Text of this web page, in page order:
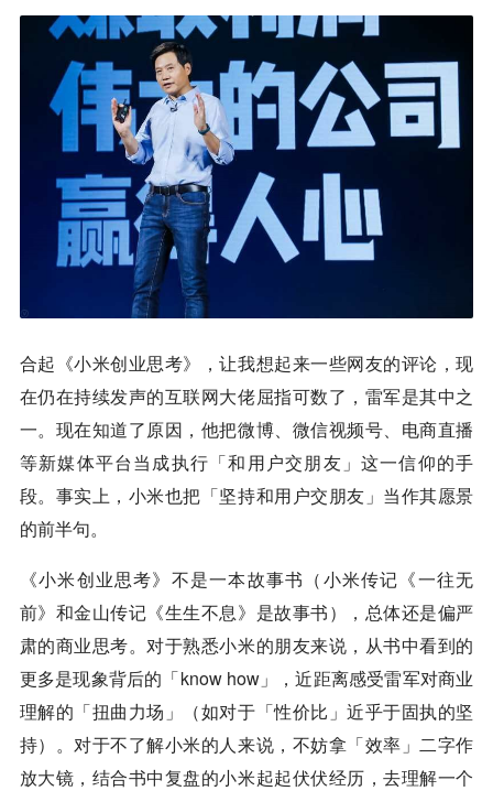
合起《小米创业思考》，让我想起来一些网友的评论，现
在仍在持续发声的互联网大佬屈指可数了，雷军是其中之
一。现在知道了原因，他把微博、微信视频号、电商直播
等新媒体平台当成执行「和用户交朋友」这一信仰的手
段。事实上，小米也把「坚持和用户交朋友」当作其愿景
的前半句。
《小米创业思考》不是一本故事书（小米传记《一往无
前》和金山传记《生生不息》是故事书），总体还是偏严
肃的商业思考。对于熟悉小米的朋友来说，从书中看到的
更多是现象背后的「know how」，近距离感受雷军对商业
理解的「扭曲力场」（如对于「性价比」近乎于固执的坚
持）。对于不了解小米的人来说，不妨拿「效率」二字作
放大镜，结合书中复盘的小米起起伏伏经历，去理解一个